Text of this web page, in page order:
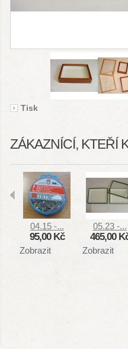
Tisk
ZÁKAZNÍCÍ, KTEŘÍ
04.15 -...
95,00 Kč
Zobrazit
05.23 -...
465,00
Zobrazit